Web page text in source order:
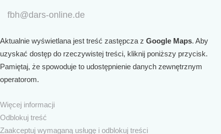
fbh@dars-online.de
Aktualnie wyświetlana jest treść zastępcza z Google Maps. Aby
uzyskać dostęp do rzeczywistej treści, kliknij poniższy przycisk.
Pamiętaj, że spowoduje to udostępnienie danych zewnętrznym
operatorom.
Więcej informacji
Odblokuj treść
Zaakceptuj wymaganą usługę i odblokuj treści